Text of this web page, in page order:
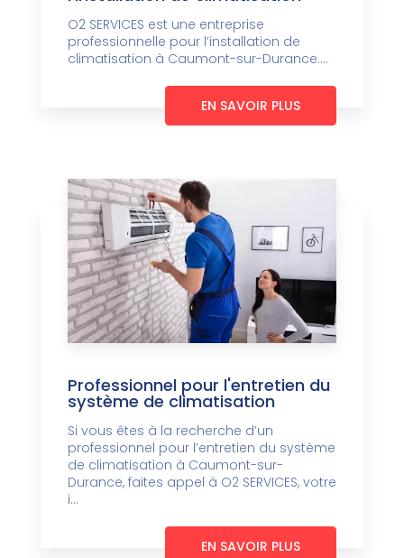
O2 SERVICES est une entreprise
professionnelle pour l’installation de
climatisation à Caumont-sur-Durance....
EN SAVOIR PLUS
Professionnel pour l'entretien du
système de climatisation
Si vous êtes à la recherche d’un
professionnel pour l’entretien du système
de climatisation à Caumont-sur-
Durance, faites appel à O2 SERVICES, votre
i...
EN SAVOIR PLUS